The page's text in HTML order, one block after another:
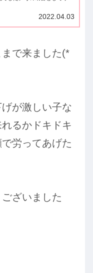
！
2022.04.03
で来ました(*
が激しい子な
るかドキドキ
労ってあげた
ざいました